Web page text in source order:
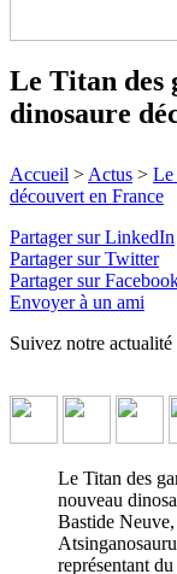
Le Titan des
dinosaure
Ce dinosaure de la
de Velaux dans un
fossiles.↓ Lire le
Accueil > Actus > Le
découvert en France
Partager sur LinkedIn
Partager sur Twitter
Partager sur
Envoyer à un ami
Suivez notre
Le Titan des
nouveau
Bastide
représentant